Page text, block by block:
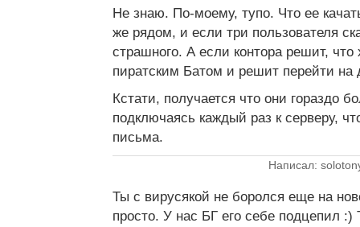
Не знаю. По-моему, тупо. Что ее
же рядом, и если три пользователя
страшного. А если контора решит, что
пиратским Батом и решит перейти на
Кстати, получается что они гораздо
подключаясь каждый раз к серверу,
письма.
Написал:
Ты с вирусякой не боролся еще на
просто. У нас БГ его себе подцепил :)